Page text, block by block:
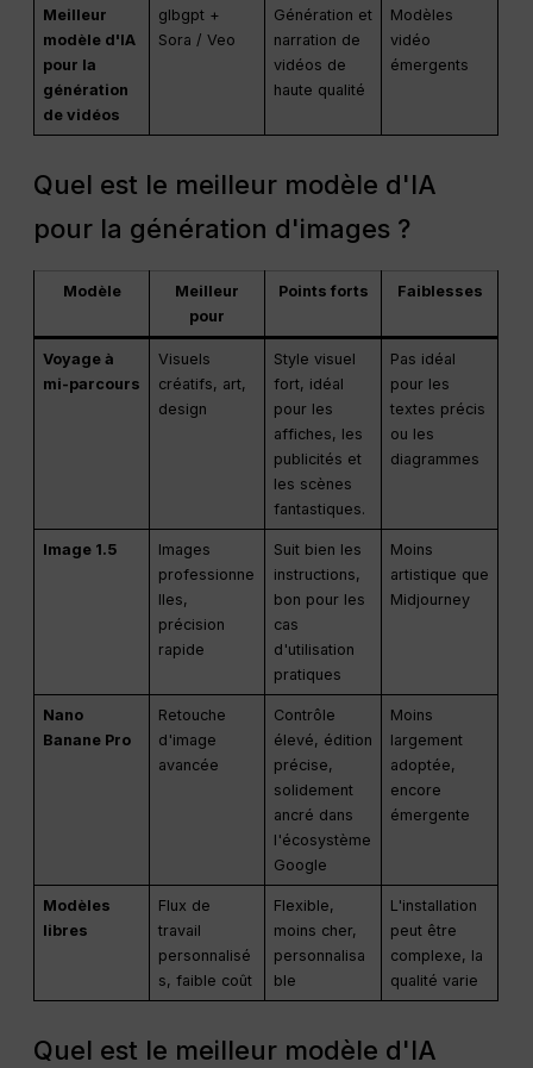
Meilleur
modèle d'IA
pour la
génération
de vidéos
glbgpt +
Sora / Veo
Génération et
narration de
vidéos de
haute qualité
Modèles
vidéo
émergents
Quel est le meilleur modèle d'IA
pour la génération d'images ?
Modèle
Meilleur
pour
Points forts Faiblesses
Voyage à
mi-parcours
Visuels
créatifs, art,
design
Style visuel
fort, idéal
pour les
affiches, les
publicités et
les scènes
fantastiques.
Pas idéal
pour les
textes précis
ou les
diagrammes
Image 1.5
Images
professionne
lles,
précision
rapide
Suit bien les
instructions,
bon pour les
cas
d'utilisation
pratiques
Moins
artistique que
Midjourney
Nano
Banane Pro
Retouche
d'image
avancée
Contrôle
élevé, édition
précise,
solidement
ancré dans
l'écosystème
Google
Moins
largement
adoptée,
encore
émergente
Modèles
libres
Flux de
travail
personnalisé
s, faible coût
Flexible,
moins cher,
personnalisa
ble
L'installation
peut être
complexe, la
qualité varie
Quel est le meilleur modèle d'IA